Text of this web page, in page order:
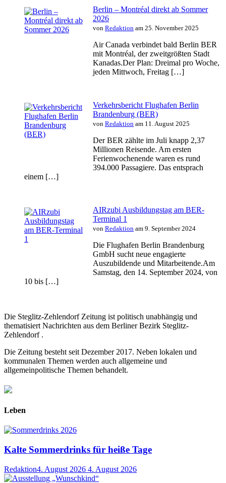
Berlin – Montréal direkt ab Sommer
2026
von Redaktion am 25. November 2025
Air Canada verbindet bald Berlin BER
mit Montréal, der zweitgrößten Stadt
Kanadas.Der Plan: Dreimal pro Woche,
jeden Mittwoch, Freitag […]
Verkehrsbericht Flughafen Berlin
Brandenburg (BER)
von Redaktion am 11. August 2025
Der BER zählte im Juli knapp 2,37
Millionen Reisende. Am ersten
Ferienwochenende waren es rund
394.000 Passagiere. Das entsprach
einem […]
AIRzubi Ausbildungstag am BER-
Terminal 1
von Redaktion am 9. September 2024
Die Flughafen Berlin Brandenburg
GmbH sucht neue engagierte
Auszubildende und Mitarbeitende.Am
Samstag, den 14. September 2024, von
10 bis […]
Die Steglitz-Zehlendorf Zeitung ist politisch unabhängig und
thematisiert Nachrichten aus dem Berliner Bezirk Steglitz-
Zehlendorf .
Die Zeitung besteht seit Dezember 2017. Neben lokalen und
kommunalen Themen werden auch allgemeine und
allgemeinpolitische Themen behandelt.
Leben
Kalte Sommerdrinks für heiße Tage
Redaktion4. August 2026 4. August 2026